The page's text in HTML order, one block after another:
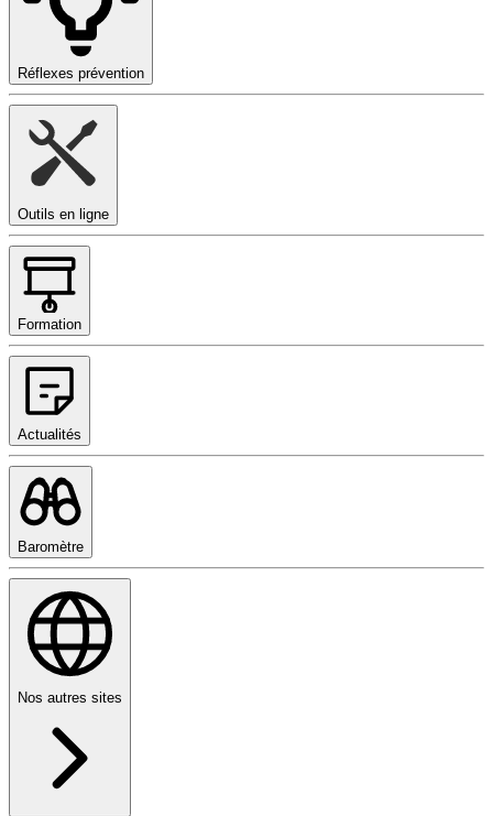
Réflexes prévention
Outils en ligne
Formation
Actualités
Baromètre
Nos autres sites